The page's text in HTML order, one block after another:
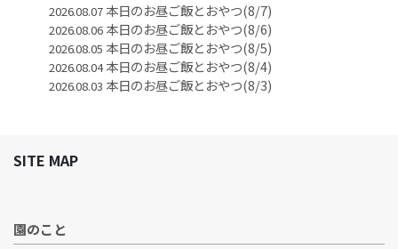
2026.08.07本日のお昼ご飯とおやつ(8/7)
2026.08.06本日のお昼ご飯とおやつ(8/6)
2026.08.05 本日のお昼ご飯とおやつ(8/5)
2026.08.04本日のお昼ご飯とおやつ(8/4)
2026.08.03 本日のお昼ご飯とおやつ(8/3)
SITE MAP
園のこと